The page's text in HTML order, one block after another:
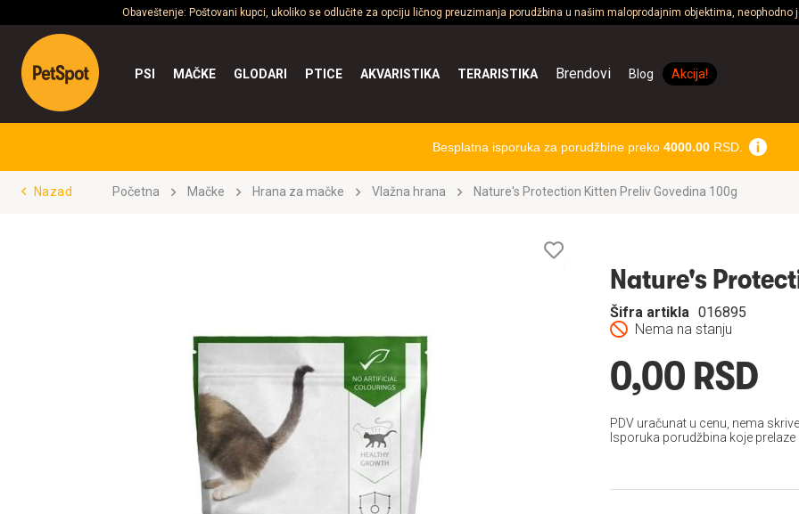
Obaveštenje: Poštovani kupci, ukoliko se odlučite za opciju ličnog preuzimanja porudžbina u našim maloprodajnim objektima,
PSI MAČKE GLODARI PTICE AKVARISTIKA TERARISTIKA Brendovi Blog Akcija!
Besplatna isporuka za porudžbine preko 4000.00RSD.
Nazad Početna Mačke Hrana za mačke Vlažna hrana Nature's Protection Kitten Preliv Govedina 100g
želja
Nature's
Nema na stanju
Šifra artikla 016895
0,00 RSD
PDV uračunat u cenu, nema
Isporuka porudžbina koje